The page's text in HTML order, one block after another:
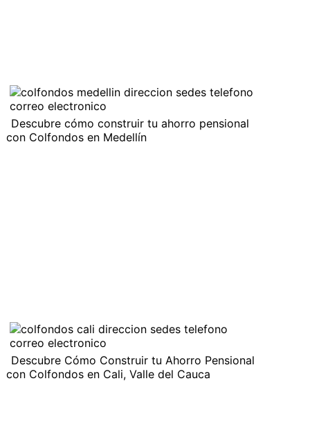
Descubre cómo construir tu ahorro pensional
con Colfondos en Medellín
Descubre Cómo Construir tu Ahorro Pensional
con Colfondos en Cali, Valle del Cauca